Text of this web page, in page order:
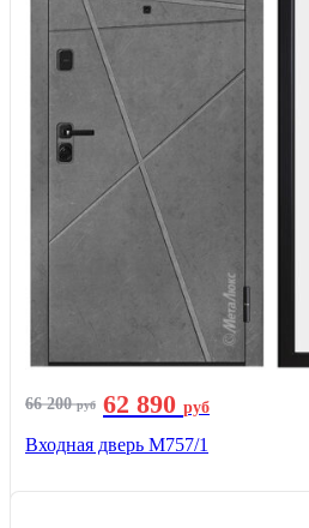
66 200руб 62 890 руб
Входная дверь М757/1